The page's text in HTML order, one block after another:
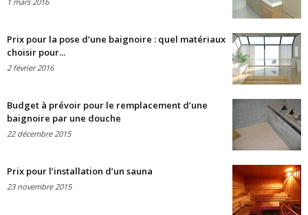
Prix pour la pose d’une baignoire : quel matériaux
choisir pour...
2 février 2016
Budget à prévoir pour le remplacement d’une
baignoire par une douche
22 décembre 2015
Prix pour l’installation d’un sauna
23 novembre 2015